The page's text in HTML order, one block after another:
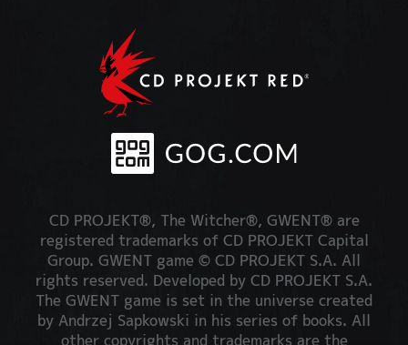
CD PROJEKT®, The Witcher®, GWENT® are
registered trademarks of CD PROJEKT Capital
Group. GWENT game © CD PROJEKT S.A. All
rights reserved. Developed by CD PROJEKT S.A.
The GWENT game is set in the universe created
by Andrzej Sapkowski in his series of books. All
other copyrights and trademarks are the